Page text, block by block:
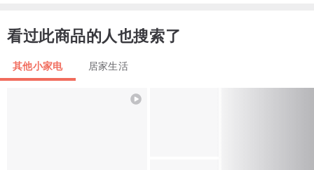
看过此商品的人也搜索了
其他小家电 居家生活